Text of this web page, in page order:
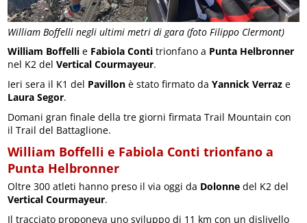
William Boffelli negli ultimi metri di gara (foto Filippo Clermont)
William Boffelli e Fabiola Conti trionfano a Punta Helbronner
nel K2 delVertical Courmayeur.
Ieri sera il K1 del Pavillon è stato firmato daYannick Verraz e
Laura Segor.
Domani gran finale della tre giorni firmata Trail Mountain con
il Trail del Battaglione.
William Boffelli e Fabiola Conti trionfano a
Punta Helbronner
Oltre 300 atleti hanno preso il via oggi da Dolonne del K2 del
Vertical Courmayeur.
Il tracciato proponeva uno sviluppo di 11 km con un dislivello